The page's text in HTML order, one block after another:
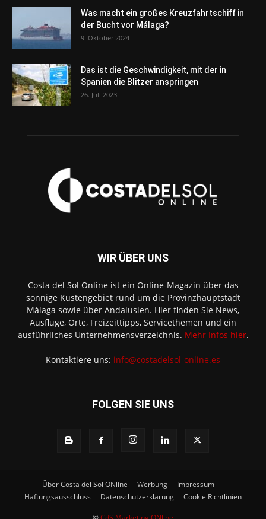
Was macht ein großes Kreuzfahrtschiff in
der Bucht vor Málaga?
9. Oktober 2024
Das ist die Geschwindigkeit, mit der in
Spanien die Blitzer anspringen
26. Juli 2023
WIR ÜBER UNS
Costa del Sol Online ist ein Online-Magazin über das
sonnige Küstengebiet rund um die Provinzhauptstadt
Málaga sowie über Andalusien. Hier finden Sie News,
Ausflüge, Orte, Freizeittipps, Servicethemen und ein
ausführliches Unternehmensverzeichnis. Mehr Infos hier.
Kontaktiere uns: info@costadelsol-online.es
FOLGEN SIE UNS
Über Costa del Sol ONline Werbung
Impressum
Haftungsausschluss
Datenschutzerklärung Cookie Richtlinien